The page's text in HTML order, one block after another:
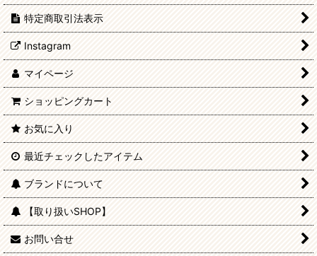
特定商取引法表示
Instagram
マイページ
ショッピングカート
お気に入り
最近チェックしたアイテム
ブランドについて
【取り扱いSHOP】
お問い合せ